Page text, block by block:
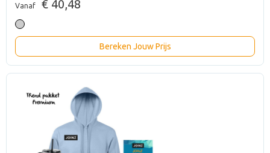
Vanaf € 40,48
Bereken Jouw Prijs